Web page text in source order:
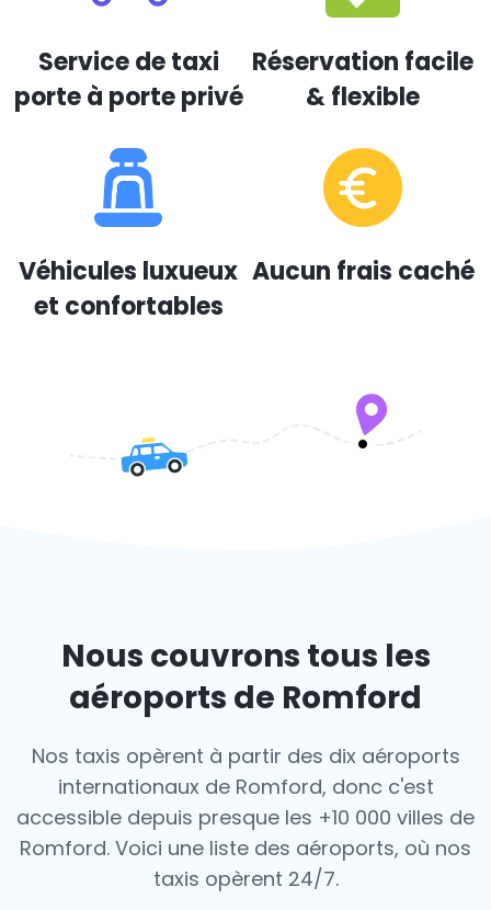
Service de taxi
porte à porte privé
Réservation facile
& flexible
Véhicules luxueux
et confortables
Aucun frais caché
Nous couvrons tous les
aéroports de Romford
Nos taxis opèrent à partir des dix aéroports
internationaux de Romford, donc c'est
accessible depuis presque les +10 000 villes de
Romford. Voici une liste des aéroports, où nos
taxis opèrent 24/7.